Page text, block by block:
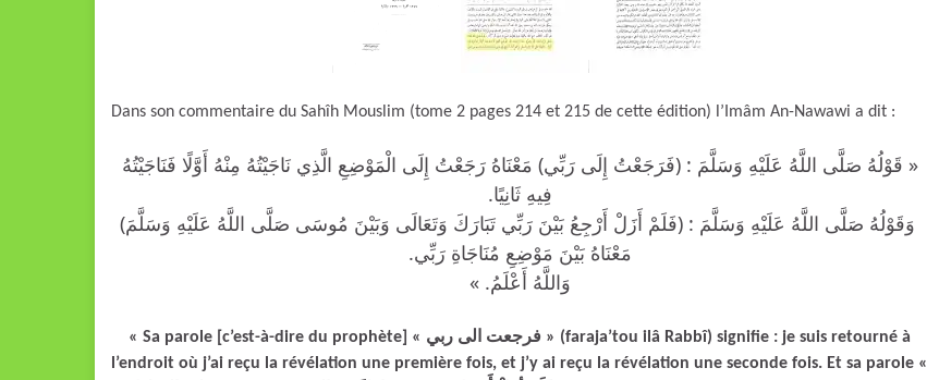
Dans son commentaire du Sahîh Mouslim (tome 2 pages 214 et 215 de cette édition) l’Imâm An-Nawawi a dit :
« قَوْلُهُ صَلَّى اللَّهُ عَلَيْهِ وَسَلَّمَ : (فَرَجَعْتُ إِلَى رَبِّي)‏ ‏مَعْنَاهُ رَجَعْتُ إِلَى الْمَوْضِعِ الَّذِي نَاجَيْتُهُ مِنْهُ أَوَّلًا فَنَاجَيْتُهُ
فِيهِ ثَانِيًا.
‏ ‏وَقَوْلُهُ صَلَّى اللَّهُ عَلَيْهِ وَسَلَّمَ : (فَلَمْ أَزَلْ أَرْجِعُ بَيْنَ رَبِّي تَبَارَكَ وَتَعَالَى وَبَيْنَ مُوسَى صَلَّى اللَّهُ عَلَيْهِ وَسَلَّمَ)‏
‏مَعْنَاهُ بَيْنَ مَوْضِعِ مُنَاجَاةِ رَبِّي.
وَاللَّهُ أَعْلَمُ. »
« Sa parole [c’est-à-dire du prophète] « فرجعت الى ربي » (faraja’tou ilâ Rabbî) signifie : je suis retourné à
l’endroit où j’ai reçu la révélation une première fois, et j’y ai reçu la révélation une seconde fois. Et sa parole «